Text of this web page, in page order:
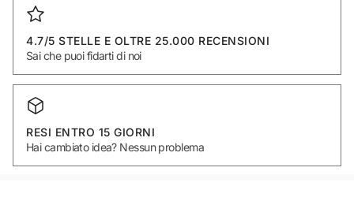
4.7/5 STELLE E OLTRE 25.000 RECENSIONI
Sai che puoi fidarti di noi
RESI ENTRO 15 GIORNI
Hai cambiato idea? Nessun problema